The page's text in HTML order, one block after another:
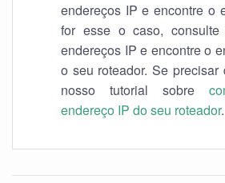
endereços IP e encontre o
for esse o caso,
endereços IP e encontre o
o seu roteador. Se
nosso tutorial sobre
endereço IP do seu roteador.